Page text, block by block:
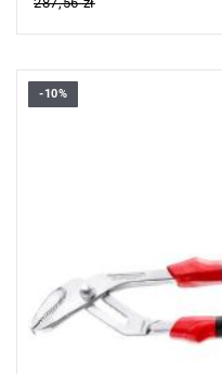
• Długość: 250 mm
-10%